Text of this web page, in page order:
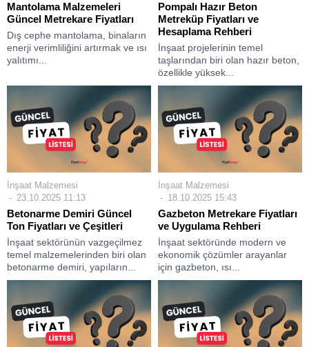
Mantolama Malzemeleri
Güncel Metrekare Fiyatları
Dış cephe mantolama, binaların
enerji verimliliğini artırmak ve ısı
yalıtımı...
Pompalı Hazır Beton
Metreküp Fiyatları ve
Hesaplama Rehberi
İnşaat projelerinin temel
taşlarından biri olan hazır beton,
özellikle yüksek...
İnşaat Malzemesi
23.10.2025 11:13
Betonarme Demiri Güncel
Ton Fiyatları ve Çeşitleri
İnşaat sektörünün vazgeçilmez
temel malzemelerinden biri olan
betonarme demiri, yapıların...
İnşaat Malzemesi
18.10.2025 15:43
Gazbeton Metrekare Fiyatları
ve Uygulama Rehberi
İnşaat sektöründe modern ve
ekonomik çözümler arayanlar
için gazbeton, ısı...